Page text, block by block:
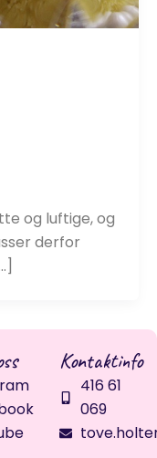
og luftige, og
derfor
Kontaktinfo
416 61
069